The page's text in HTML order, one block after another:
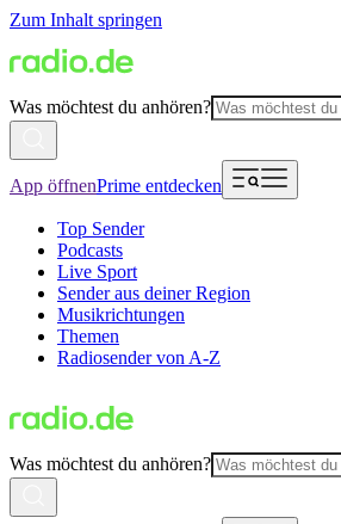
Zum Inhalt springen
Was möchtest du anhören?
App öffnenPrime entdecken
Top Sender
Podcasts
Live Sport
Sender aus deiner Region
Musikrichtungen
Themen
Radiosender von A-Z
Was möchtest du anhören?